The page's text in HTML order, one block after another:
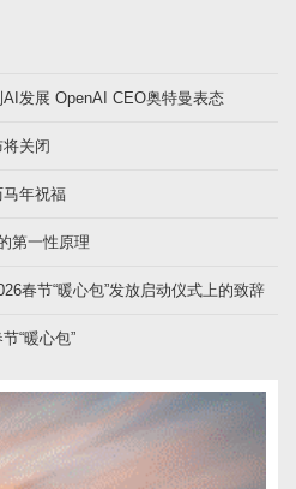
发展 OpenAI CEO奥特曼表态
关闭
年祝福
第一性原理
春节“暖心包”发放启动仪式上的致辞
“暖心包”